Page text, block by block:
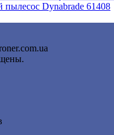
Dynabrade 61408